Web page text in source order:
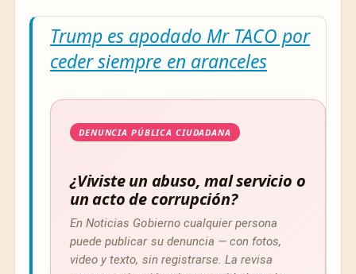
Trump es apodado Mr TACO por
ceder siempre en aranceles
DENUNCIA PÚBLICA CIUDADANA
¿Viviste un abuso, mal servicio o
un acto de corrupción?
En Noticias Gobierno cualquier persona
puede publicar su denuncia — con fotos,
video y texto, sin registrarse. La revisa